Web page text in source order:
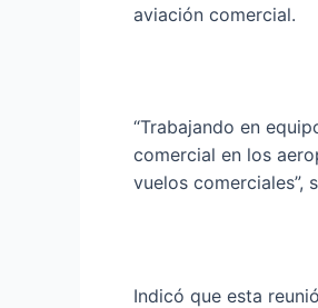
aviación comercial.
“Trabajando en
comercial en los
vuelos comerciales”,
Indicó que esta